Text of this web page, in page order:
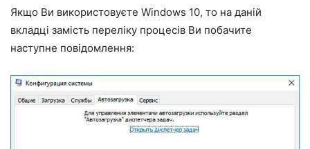
Якщо Ви використовуєте Windows 10, то на даній
вкладці замість переліку процесів Ви побачите
наступне повідомлення: